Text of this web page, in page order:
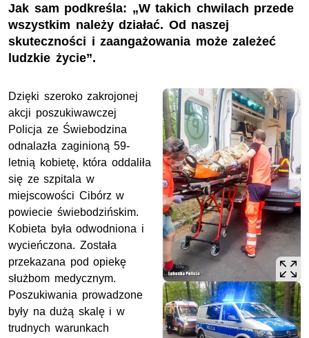
Jak sam podkreśla: „W takich chwilach przede
wszystkim należy działać. Od naszej
skuteczności i zaangażowania może zależeć
ludzkie życie”.
Dzięki szeroko zakrojonej
akcji poszukiwawczej
Policja ze Świebodzina
odnalazła zaginioną 59-
letnią kobietę, która oddaliła
się ze szpitala w
miejscowości Cibórz w
powiecie świebodzińskim.
Kobieta była odwodniona i
wycieńczona. Została
przekazana pod opiekę
służbom medycznym.
Poszukiwania prowadzone
były na dużą skalę i w
trudnych warunkach